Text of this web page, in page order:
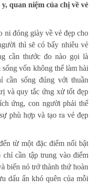
quan niệm của chị về vẻ
ni đóng giày về vẻ đẹp cho
thì sẽ có bấy nhiêu vẻ
cần thước đo nào gọi là
vốn không thể làm hài
cần sống đúng với thuần
và quy tắc ứng xử tốt đẹp
ứng, con người phải thể
phù hợp và tạo ra vẻ đẹp
từ một đặc điểm nổi bật
cần tập trung vào điểm
biến nó trở thành thứ hoàn
dấu ấn khó quên của mỗi